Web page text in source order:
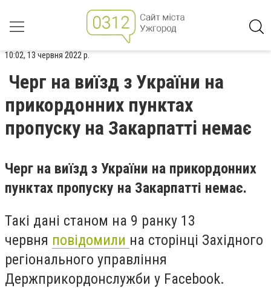
10:02, 13 червня 2022 р.
Черг на виїзд з України на
прикордонних пунктах
пропуску на Закарпатті немає
Черг на виїзд з України на прикордонних
пунктах пропуску на Закарпатті немає.
Такі дані станом на 9 ранку 13
червня повідомили на сторінці Західного
регіонального управління
Держприкордонслужби у Facebook.